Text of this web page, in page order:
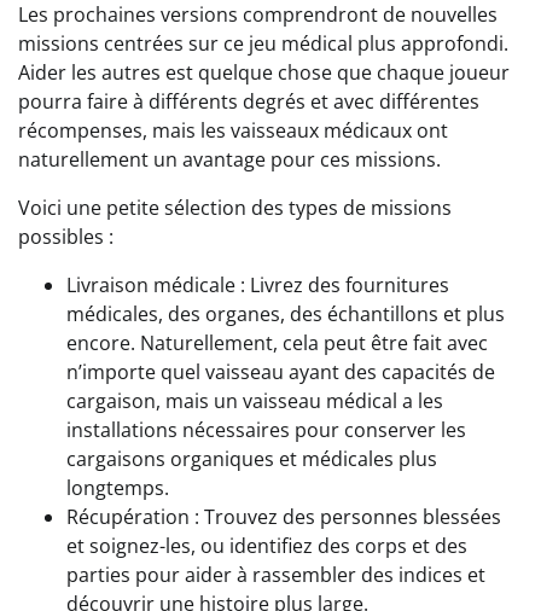
Les prochaines versions comprendront de nouvelles
missions centrées sur ce jeu médical plus approfondi.
Aider les autres est quelque chose que chaque joueur
pourra faire à différents degrés et avec différentes
récompenses, mais les vaisseaux médicaux ont
naturellement un avantage pour ces missions.
Voici une petite sélection des types de missions
possibles :
Livraison médicale : Livrez des fournitures
médicales, des organes, des échantillons et plus
encore. Naturellement, cela peut être fait avec
n’importe quel vaisseau ayant des capacités de
cargaison, mais un vaisseau médical a les
installations nécessaires pour conserver les
cargaisons organiques et médicales plus
longtemps.
Récupération : Trouvez des personnes blessées
et soignez-les, ou identifiez des corps et des
parties pour aider à rassembler des indices et
découvrir une histoire plus large.